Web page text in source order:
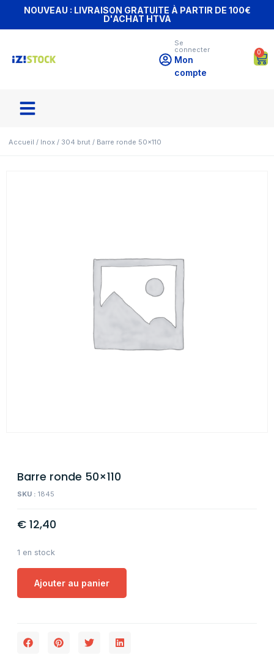
NOUVEAU : LIVRAISON GRATUITE À PARTIR DE 100€
D'ACHAT HTVA
Se
connecter
Mon
compte
0
Accueil / Inox / 304 brut / Barre ronde 50×110
Barre ronde 50×110
SKU : 1845
€ 12,40
1 en stock
Ajouter au panier